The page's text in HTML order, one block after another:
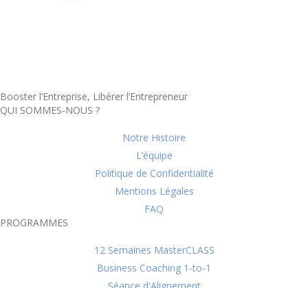
Booster l’Entreprise, Libérer l’Entrepreneur
QUI SOMMES-NOUS ?
Notre Histoire
L’équipe
Politique de Confidentialité
Mentions Légales
FAQ
PROGRAMMES
12 Semaines MasterCLASS
Business Coaching 1-to-1